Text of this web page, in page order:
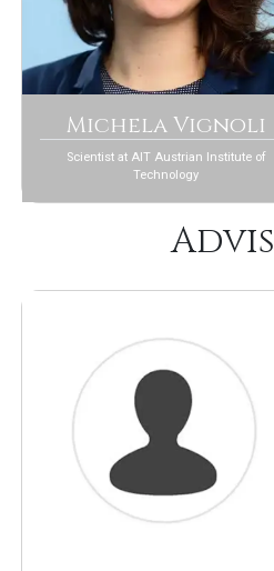
Michela Vignoli
Scientist at AIT Austrian Institute of
Technology